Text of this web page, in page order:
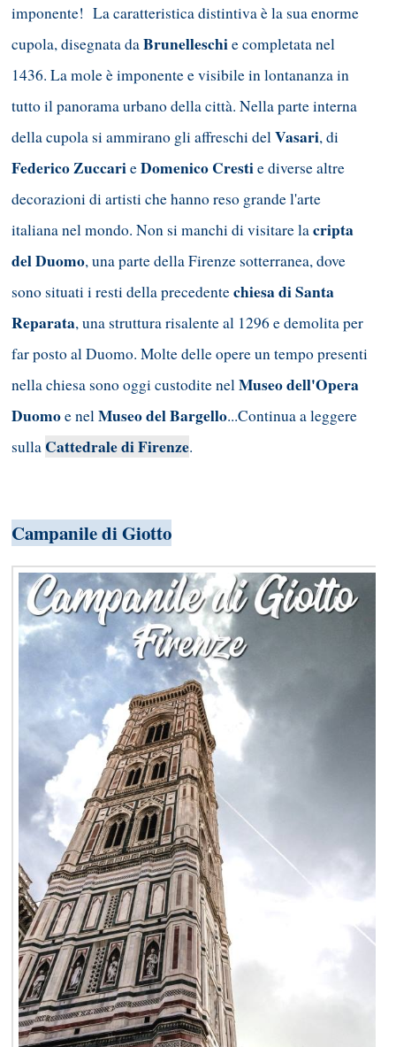
imponente! La caratteristica distintiva è la sua enorme
cupola, disegnata daBrunelleschie completata nel
1436. La mole è imponente e visibile in lontananza in
tutto il panorama urbano della città. Nella parte interna
della cupola si ammirano gli affreschi delVasari, di
Federico ZuccarieDomenico Crestie diverse altre
decorazioni di artisti che hanno reso grande l'arte
italiana nel mondo. Non si manchi di visitare lacripta
del Duomo, una parte della Firenze sotterranea, dove
sono situati i resti della precedentechiesa di Santa
Reparata, una struttura risalente al 1296 e demolita per
far posto al Duomo. Molte delle opere un tempo presenti
nella chiesa sono oggi custodite nelMuseo dell'Opera
Duomoe nelMuseo del Bargello...Continua a leggere
sulla Cattedrale di Firenze.
Campanile di Giotto